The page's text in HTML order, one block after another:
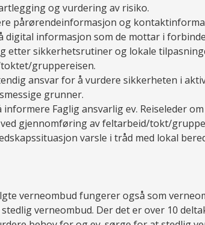
og vurdering av risiko.
pårørendeinformasjon og
digital informasjon som de mottar i
etter sikkerhetsrutiner og lokale
gruppereisen.
ansvar for å vurdere sikkerheten i
grunner.
informere Faglig ansvarlig ev. Reiseleder
gjennomføring av feltarbeid/tokt/
varsle i tråd med lokal
verneombud fungerer også som
verneombud. Der det er over 10